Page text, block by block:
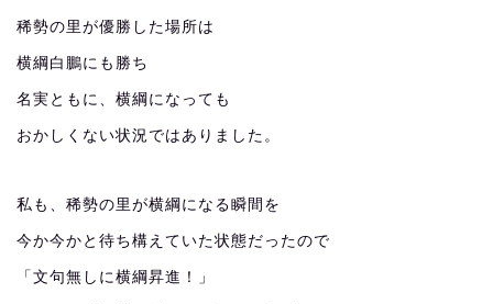
稀勢の里が優勝した場所は
横綱白鵬にも勝ち
名実ともに、横綱になっても
おかしくない状況ではありました。
私も、稀勢の里が横綱になる瞬間を
今か今かと待ち構えていた状態だったので
「文句無しに横綱昇進！」